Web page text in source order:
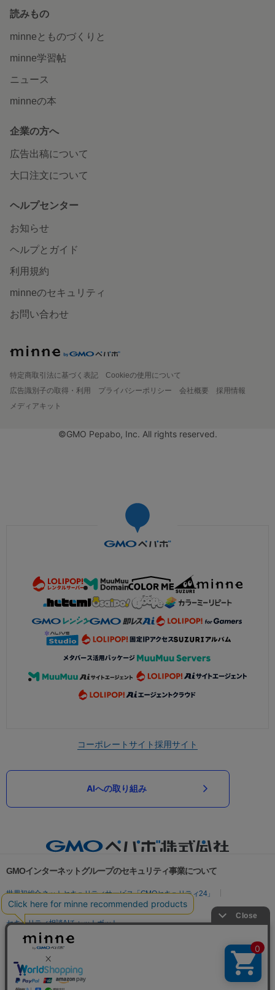
読みもの
minneとものづくりと
minne学習帖
ニュース
minneの本
企業の方へ
広告出稿について
大口注文について
ヘルプセンター
お知らせ
ヘルプとガイド
利用規約
minneのセキュリティ
お問い合わせ
特定商取引法に基づく表記
Cookieの使用について
広告識別子の取得・利用
プライバシーポリシー 会社概要
採用情報
メディアキット
©GMO Pepabo, Inc. All rights reserved.
コーポレートサイト採用サイト
AIへの取り組み
GMOインターネットグループのセキュリティ事業について
世界初総合ネットセキュリティサービス「GMOセキュリティ24」
パスワード漏洩診断
Webサイトリスク診断
セキュリティ相談AIチャットボット
実在証明・盗聴対策
サイバー攻撃対策（GMO Flatt Security）
セキュリティ事業の軌跡